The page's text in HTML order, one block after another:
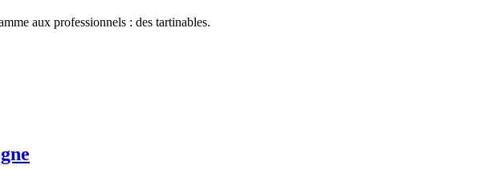
aux professionnels : des tartinables.